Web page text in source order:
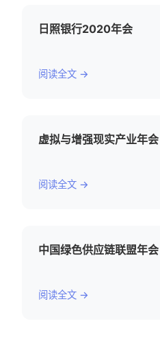
日照银行2020年会
阅读全文 →
虚拟与增强现实产业年会
阅读全文 →
中国绿色供应链联盟年会
阅读全文 →